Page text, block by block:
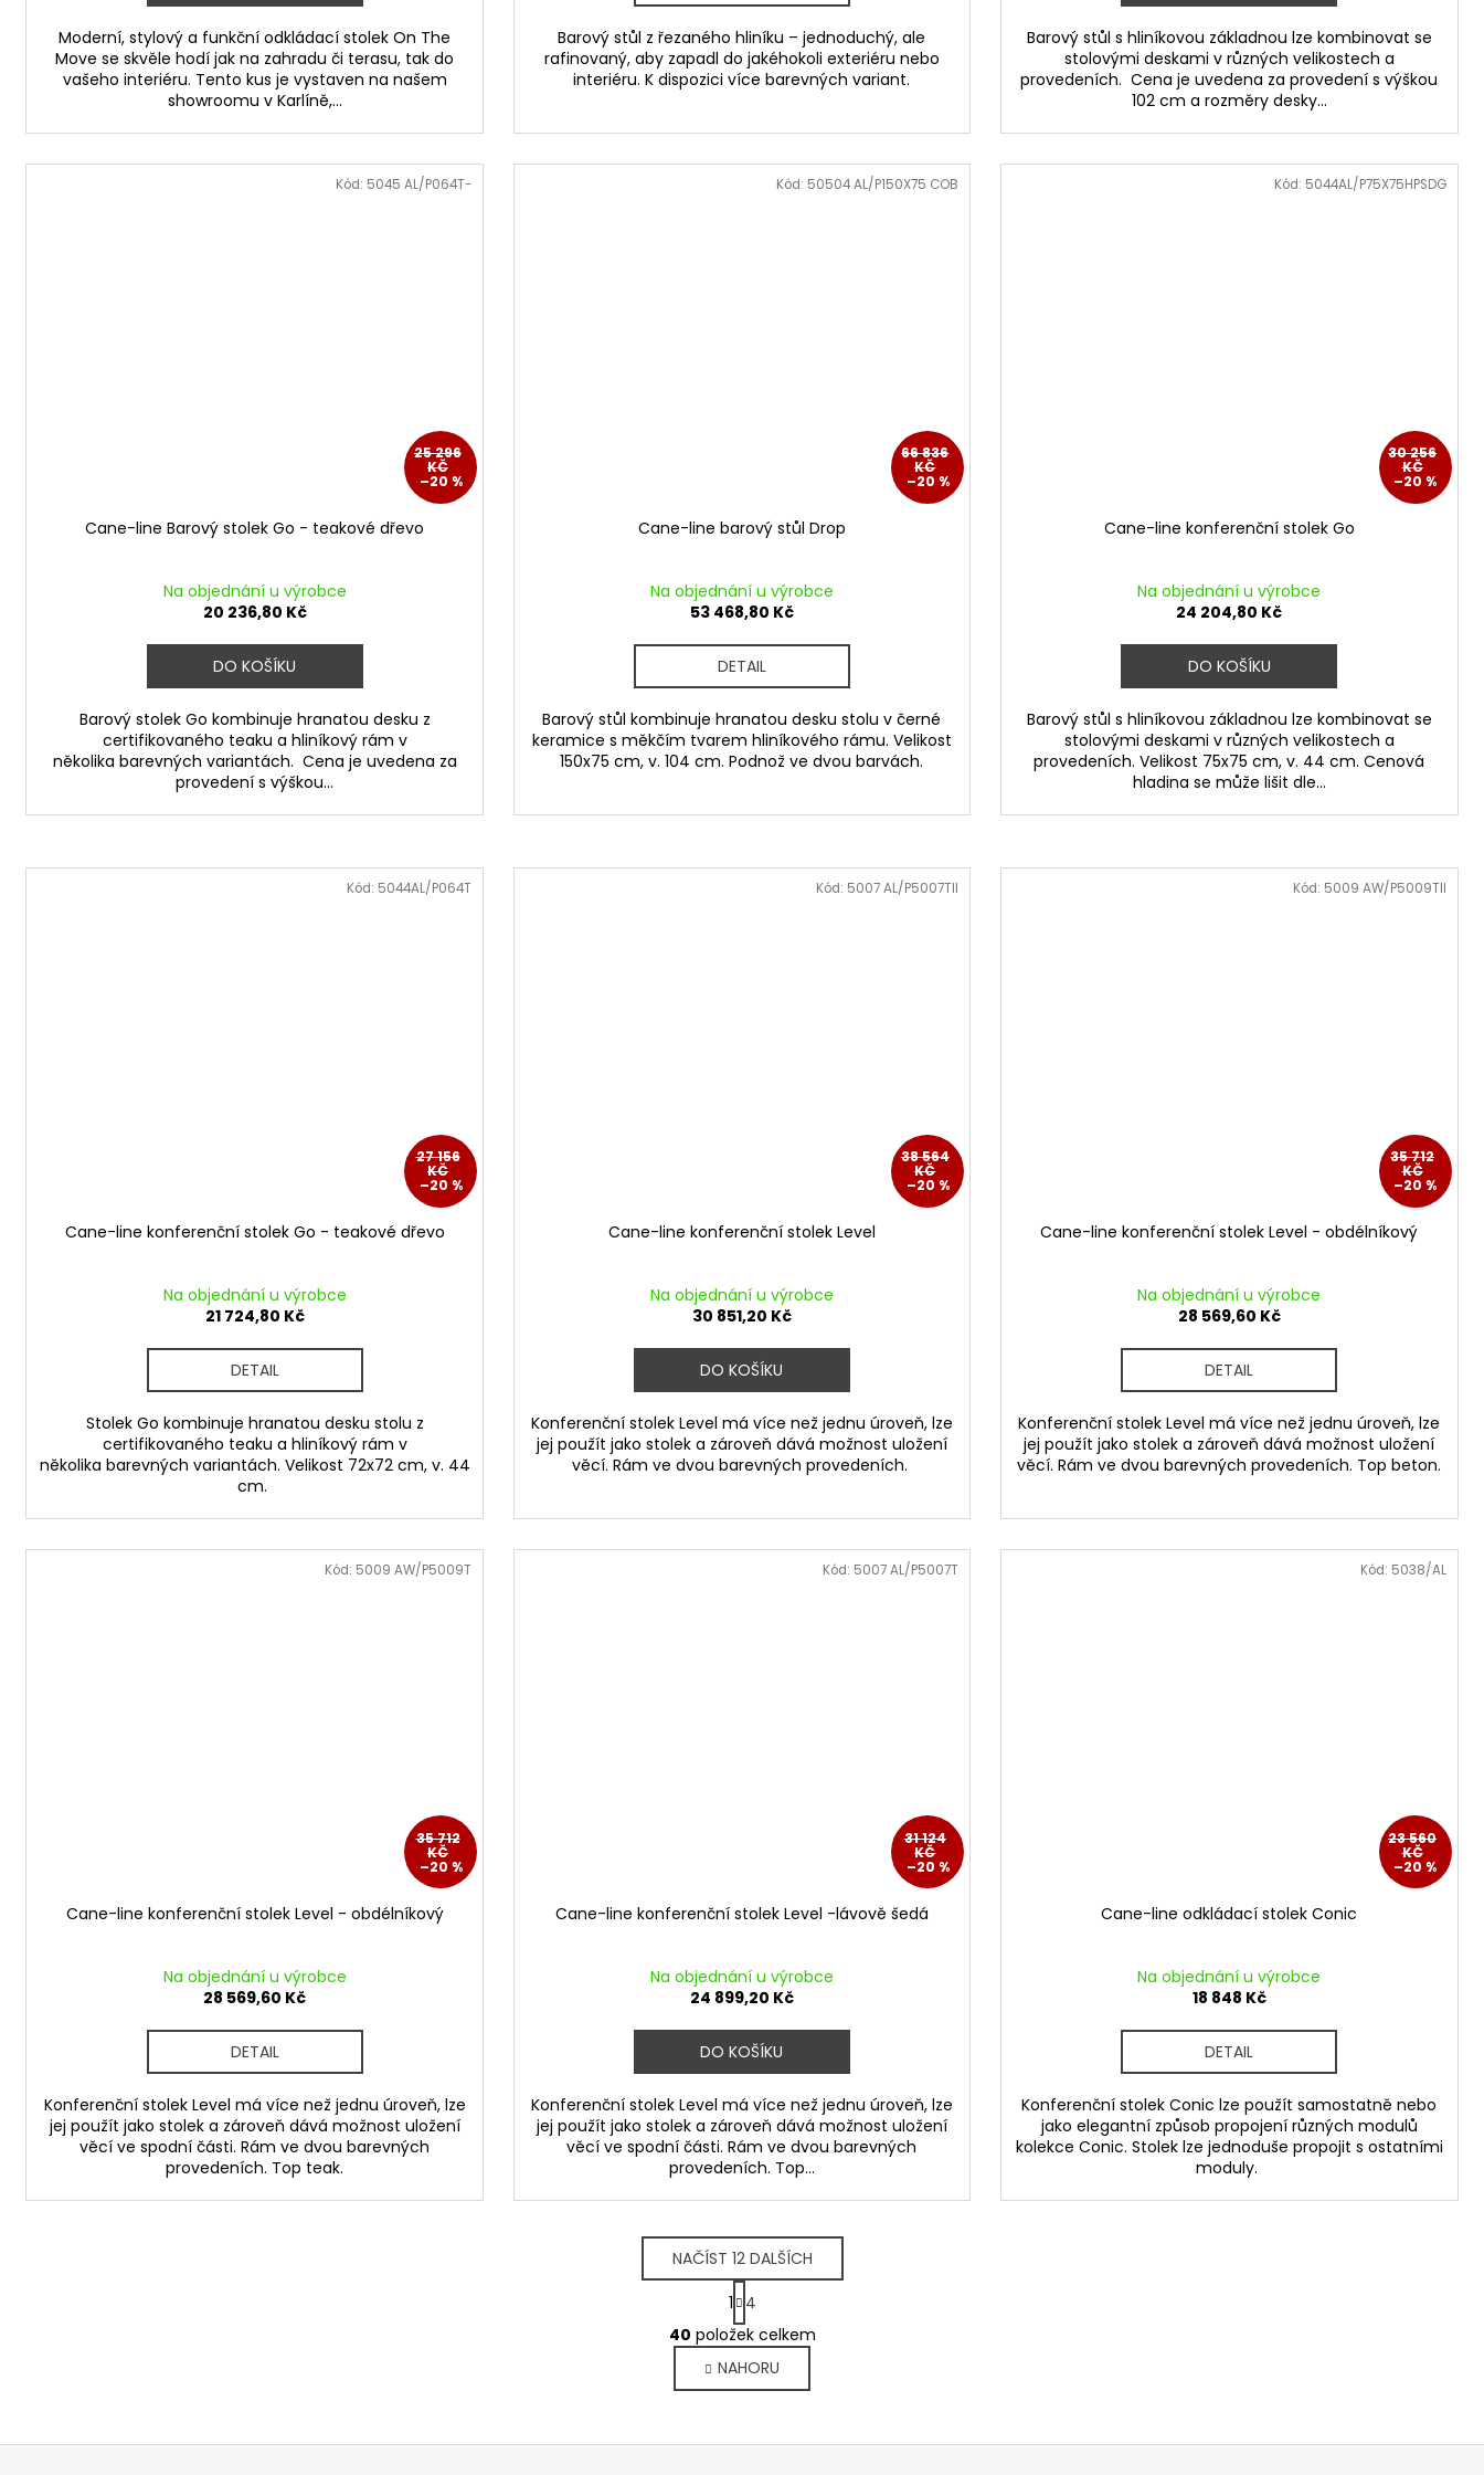
Moderní, stylový a funkční odkládací stolek On The
Move se skvěle hodí jak na zahradu či terasu, tak do
vašeho interiéru. Tento kus je vystaven na našem
showroomu v Karlíně,...
Barový stůl z řezaného hliníku – jednoduchý, ale
rafinovaný, aby zapadl do jakéhokoli exteriéru nebo
interiéru. K dispozici více barevných variant.
Barový stůl s hliníkovou základnou lze kombinovat se
stolovými deskami v různých velikostech a
provedeních. Cena je uvedena za provedení s výškou
102 cm a rozměry desky...
25 296
KČ
–20 %
Cane-line Barový stolek Go - teakové dřevo
Na objednání u výrobce
20 236,80 Kč
DO KOŠÍKU
Barový stolek Go kombinuje hranatou desku z
certifikovaného teaku a hliníkový rám v
několika barevných variantách. Cena je uvedena za
provedení s výškou...
Kód: 5045 AL/P064T-
66 836
KČ
–20 %
Cane-line barový stůl Drop
Na objednání u výrobce
53 468,80 Kč
DETAIL
Barový stůl kombinuje hranatou desku stolu v černé
keramice s měkčím tvarem hliníkového rámu. Velikost
150x75 cm, v. 104 cm. Podnož ve dvou barvách.
Kód: 50504 AL/P150X75 COB
30 256
KČ
–20 %
Cane-line konferenční stolek Go
Na objednání u výrobce
24 204,80 Kč
DO KOŠÍKU
Barový stůl s hliníkovou základnou lze kombinovat se
stolovými deskami v různých velikostech a
provedeních. Velikost 75x75 cm, v. 44 cm. Cenová
hladina se může lišit dle...
Kód: 5044AL/P75X75HPSDG
27 156
KČ
–20 %
Cane-line konferenční stolek Go - teakové dřevo
Na objednání u výrobce
21 724,80 Kč
DETAIL
Stolek Go kombinuje hranatou desku stolu z
certifikovaného teaku a hliníkový rám v
několika barevných variantách. Velikost 72x72 cm, v. 44
cm.
Kód: 5044AL/P064T
38 564
KČ
–20 %
Cane-line konferenční stolek Level
Na objednání u výrobce
30 851,20 Kč
DO KOŠÍKU
Konferenční stolek Level má více než jednu úroveň, lze
jej použít jako stolek a zároveň dává možnost uložení
věcí. Rám ve dvou barevných provedeních.
Kód: 5007 AL/P5007TII
35 712
KČ
–20 %
Cane-line konferenční stolek Level - obdélníkový
Na objednání u výrobce
28 569,60 Kč
DETAIL
Konferenční stolek Level má více než jednu úroveň, lze
jej použít jako stolek a zároveň dává možnost uložení
věcí. Rám ve dvou barevných provedeních. Top beton.
Kód: 5009 AW/P5009TII
35 712
KČ
–20 %
Cane-line konferenční stolek Level - obdélníkový
Na objednání u výrobce
28 569,60 Kč
DETAIL
Konferenční stolek Level má více než jednu úroveň, lze
jej použít jako stolek a zároveň dává možnost uložení
věcí ve spodní části. Rám ve dvou barevných
provedeních. Top teak.
Kód: 5009 AW/P5009T
31 124
KČ
–20 %
Cane-line konferenční stolek Level -lávově šedá
Na objednání u výrobce
24 899,20 Kč
DO KOŠÍKU
Konferenční stolek Level má více než jednu úroveň, lze
jej použít jako stolek a zároveň dává možnost uložení
věcí ve spodní části. Rám ve dvou barevných
provedeních. Top...
Kód: 5007 AL/P5007T
23 560
KČ
–20 %
Cane-line odkládací stolek Conic
Na objednání u výrobce
18 848 Kč
DETAIL
Konferenční stolek Conic lze použít samostatně nebo
jako elegantní způsob propojení různých modulů
kolekce Conic. Stolek lze jednoduše propojit s ostatními
moduly.
Kód: 5038/AL
O
v
l
á
a
NAČÍST 12 DALŠÍCH
S
t
r
á
n
k
v
1
4
40 položek celkem
NAHORU